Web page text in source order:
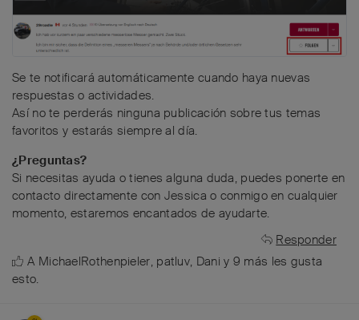
Se te notificará automáticamente cuando haya nuevas
respuestas o actividades.
Así no te perderás ninguna publicación sobre tus temas
favoritos y estarás siempre al día.
¿Preguntas?
Si necesitas ayuda o tienes alguna duda, puedes ponerte en
contacto directamente con Jessica o conmigo en cualquier
momento, estaremos encantados de ayudarte.
Responder
A MichaelRothenpieler, patluv, Dani y 9 más les gusta
esto.